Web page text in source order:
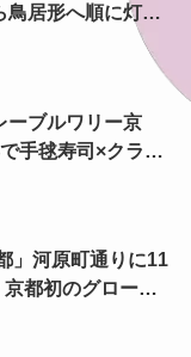
鳥居形へ順に灯る
ーブルワリー京
手毬寿司×クラフ
」河原町通りに11
京都初のグローバ